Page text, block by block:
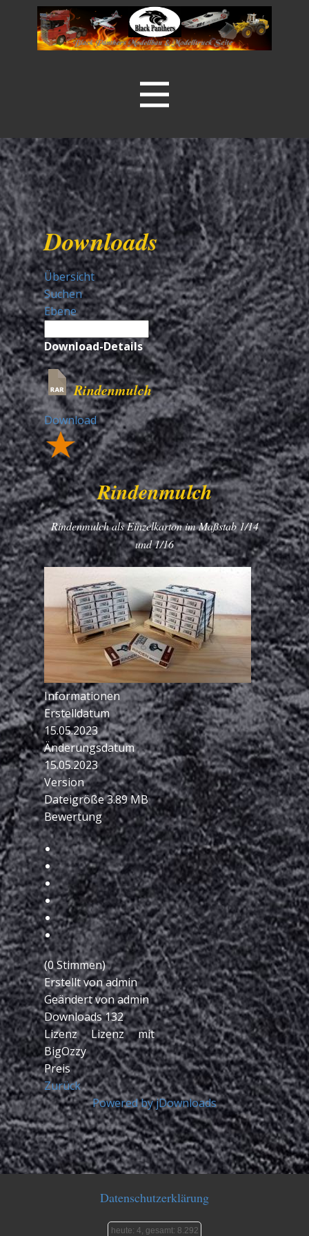
Downloads
Übersicht
Suchen
Ebene
Download-Details
Rindenmulch
Download
Rindenmulch
Rindenmulch als Einzelkarton im Maßstab 1/14
und 1/16
Informationen
Erstelldatum
15.05.2023
Änderungsdatum
15.05.2023
Version
Dateigröße3.89 MB
Bewertung
(0 Stimmen)
Erstellt vonadmin
Geändert vonadmin
Downloads132
Lizenz
Lizenz mit
BigOzzy
Preis
Zurück
Powered by jDownloads
Datenschutzerklärung
heute: 4, gesamt: 8.292